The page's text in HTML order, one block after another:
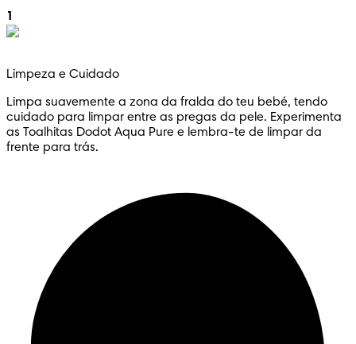
1
Limpeza e Cuidado
Limpa suavemente a zona da fralda do teu bebé, tendo
cuidado para limpar entre as pregas da pele. Experimenta
as Toalhitas Dodot Aqua Pure e lembra-te de limpar da
frente para trás.